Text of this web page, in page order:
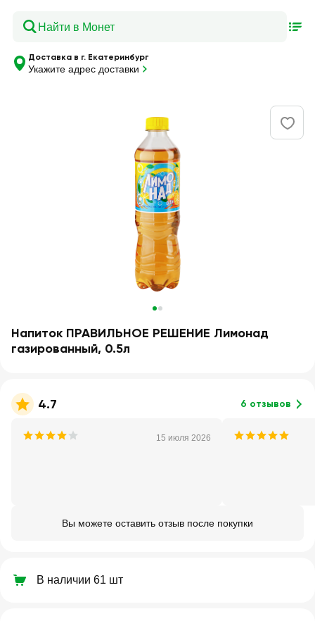
Доставка в г. Екатеринбург
Укажите адрес доставки
Напиток ПРАВИЛЬНОЕ РЕШЕНИЕ Лимонад
газированный, 0.5л
4.7 6 отзывов
15 июля 2026
Вы можете оставить отзыв после покупки
В наличии 61 шт